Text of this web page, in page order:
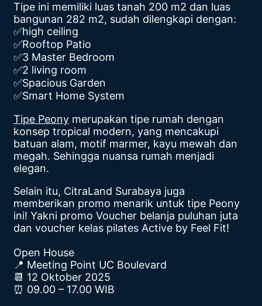
Tipe ini memiliki luas tanah 200 m2 dan luas
bangunan 282 m2, sudah dilengkapi dengan:
✅high ceiling
✅Rooftop Patio
✅3 Master Bedroom
✅2 living room
✅Spacious Garden
✅Smart Home System
Tipe Peony merupakan tipe rumah dengan
konsep tropical modern, yang mencakupi
batuan alam, motif marmer, kayu mewah dan
megah. Sehingga nuansa rumah menjadi
elegan.
Selain itu, CitraLand Surabaya juga
memberikan promo menarik untuk tipe Peony
ini! Yakni promo Voucher belanja puluhan juta
dan voucher kelas pilates Active by Feel Fit!
Open House
📍 Meeting Point UC Boulevard
📆 12 Oktober 2025
⏰ 09.00 – 17.00 WIB